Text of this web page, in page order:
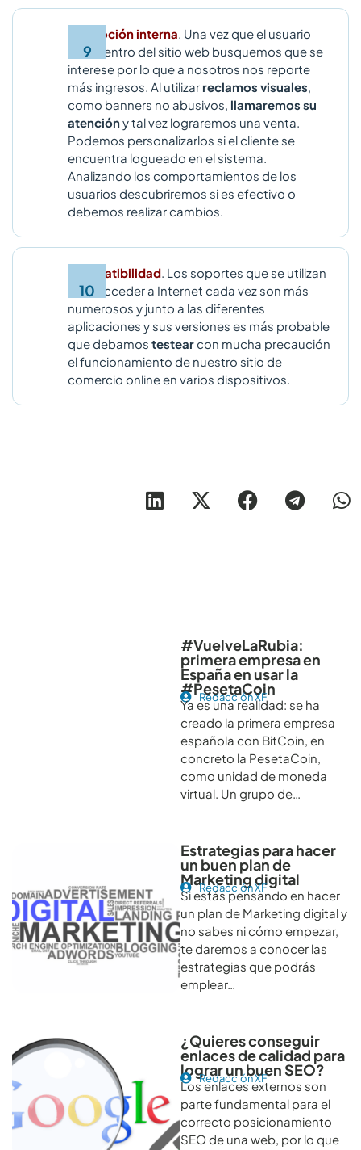
Promoción interna. Una vez que el usuario
esté dentro del sitio web busquemos que se
interese por lo que a nosotros nos reporte
más ingresos. Al utilizar reclamos visuales,
como banners no abusivos, llamaremos su
atencióny tal vez lograremos una venta.
Podemos personalizarlos si el cliente se
encuentra logueado en el sistema.
Analizando los comportamientos de los
usuarios descubriremos si es efectivo o
debemos realizar cambios.
Compatibilidad. Los soportes que se utilizan
para acceder a Internet cada vez son más
numerosos y junto a las diferentes
aplicaciones y sus versiones es más probable
que debamos testearcon mucha precaución
el funcionamiento de nuestro sitio de
comercio online en varios dispositivos.
#VuelveLaRubia:
primera empresa en
España en usar la
#PesetaCoin
Redacción XF
Ya es una realidad: se ha
creado la primera empresa
española con BitCoin, en
concreto la PesetaCoin,
como unidad de moneda
virtual. Un grupo de…
Estrategias para hacer
un buen plan de
Marketing digital
Redacción XF
Si estás pensando en hacer
un plan de Marketing digital y
no sabes ni cómo empezar,
te daremos a conocer las
estrategias que podrás
emplear…
¿Quieres conseguir
enlaces de calidad para
lograr un buen SEO?
Redacción XF
Los enlaces externos son
parte fundamental para el
correcto posicionamiento
SEO de una web, por lo que